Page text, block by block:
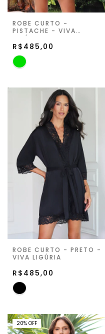
ROBE CURTO -
PISTACHE - VIVA
R$485,00
ROBE CURTO - PRETO -
VIVA LIGÚRIA
R$485,00
20% OFF